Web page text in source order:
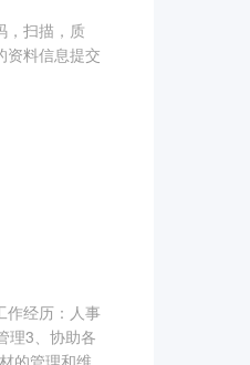
，扫描，质
资料信息提交
作经历：人事
理3、协助各
的管理和维